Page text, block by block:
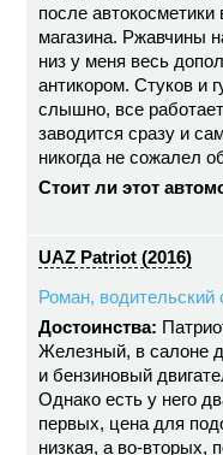
после автокосметики
магазина. Ржавчины
низ у меня весь
антикором. Стуков и
слышно, все
заводится сразу и
никогда не сожалел
Стоит ли этот
UAZ Patriot (2016)
Роман, водительский
Достоинства:
Железный, в салоне
и бензиновый
Однако есть у него
первых, цена для
низкая, а во-